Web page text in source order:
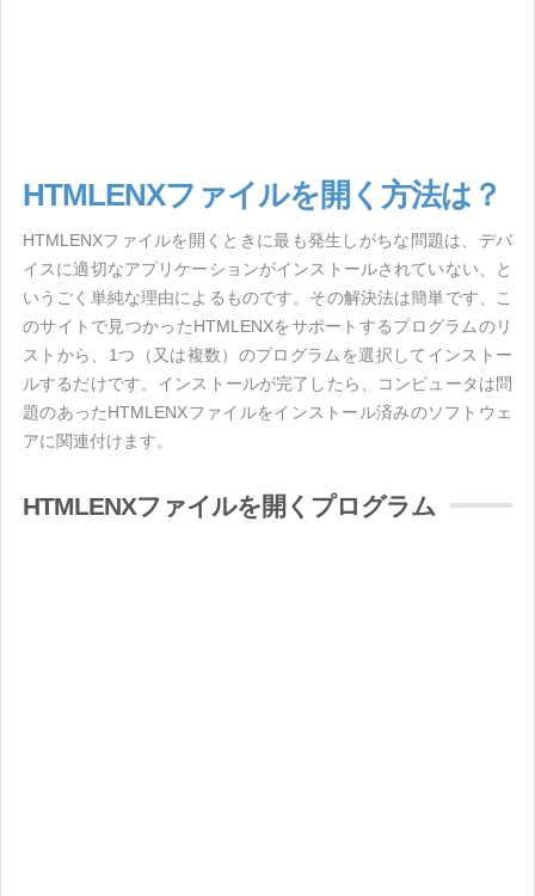
HTMLENXファイルを開く方法は？
HTMLENXファイルを開くときに最も発生しがちな問題は、デバ
イスに適切なアプリケーションがインストールされていない、と
いうごく単純な理由によるものです。その解決法は簡単です、こ
のサイトで見つかったHTMLENXをサポートするプログラムのリ
ストから、1つ（又は複数）のプログラムを選択してインストー
ルするだけです。インストールが完了したら、コンピュータは問
題のあったHTMLENXファイルをインストール済みのソフトウェ
アに関連付けます。
HTMLENXファイルを開くプログラム